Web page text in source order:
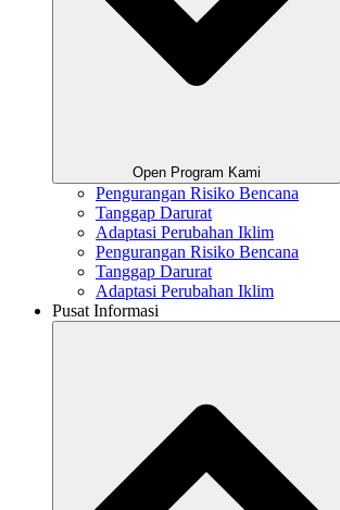
Open Program Kami
Pengurangan Risiko Bencana
Tanggap Darurat
Adaptasi Perubahan Iklim
Pengurangan Risiko Bencana
Tanggap Darurat
Adaptasi Perubahan Iklim
Pusat Informasi